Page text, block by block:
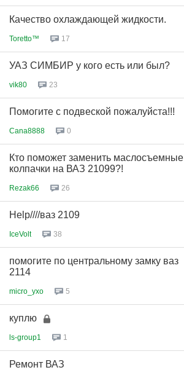
Качество охлаждающей жидкости.
Toretto™ 17
УАЗ СИМБИР у кого есть или был?
vik80 23
Помогите с подвеской пожалуйста!!!
Cana8888 0
Кто поможет заменить маслосъемные
колпачки на ВАЗ 21099?!
Rezak66 26
Help////ваз 2109
IceVolt 38
помогите по центральному замку ваз
2114
micro_yxo 5
куплю
ls-group1 1
Ремонт ВАЗ